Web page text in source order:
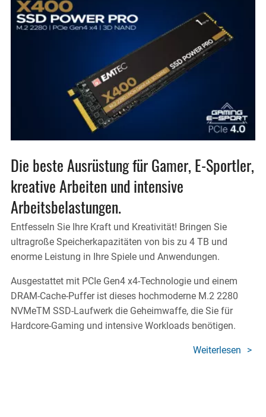
Die beste Ausrüstung für Gamer, E-Sportler,
kreative Arbeiten und intensive
Arbeitsbelastungen.
Entfesseln Sie Ihre Kraft und Kreativität! Bringen Sie
ultragroße Speicherkapazitäten von bis zu 4 TB und
enorme Leistung in Ihre Spiele und Anwendungen.
Ausgestattet mit PCIe Gen4 x4-Technologie und einem
DRAM-Cache-Puffer ist dieses hochmoderne M.2 2280
NVMeTM SSD-Laufwerk die Geheimwaffe, die Sie für
Hardcore-Gaming und intensive Workloads benötigen.
Weiterlesen über